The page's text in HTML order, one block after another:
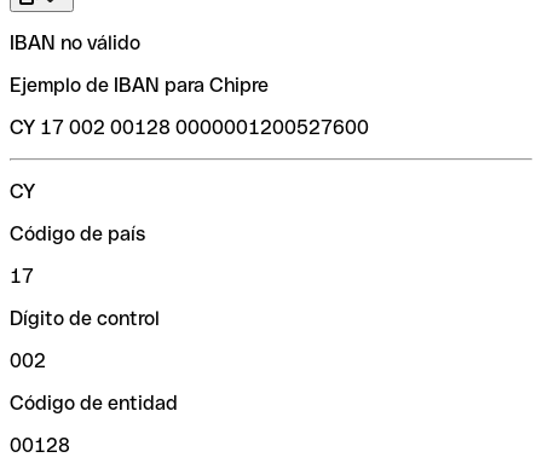
IBAN no válido
Ejemplo de IBAN para Chipre
CY 17 002 00128 0000001200527600
CY
Código de país
17
Dígito de control
002
Código de entidad
00128